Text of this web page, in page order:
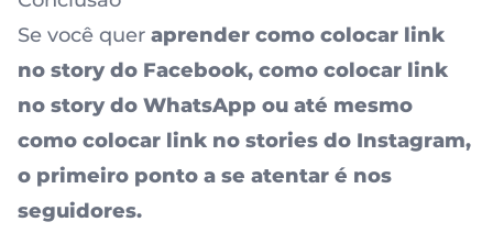
Se você quer aprender como colocar link
no story do Facebook, como colocar link
no story do WhatsApp ou até mesmo
como colocar link no stories do Instagram,
o primeiro ponto a se atentar é nos
seguidores.